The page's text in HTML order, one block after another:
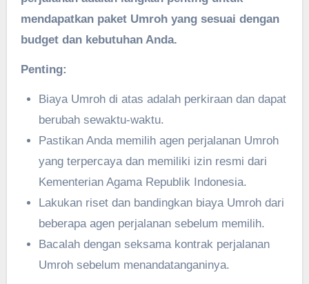
mendapatkan paket Umroh yang sesuai dengan
budget dan kebutuhan Anda.
Penting:
Biaya Umroh di atas adalah perkiraan dan dapat
berubah sewaktu-waktu.
Pastikan Anda memilih agen perjalanan Umroh
yang terpercaya dan memiliki izin resmi dari
Kementerian Agama Republik Indonesia.
Lakukan riset dan bandingkan biaya Umroh dari
beberapa agen perjalanan sebelum memilih.
Bacalah dengan seksama kontrak perjalanan
Umroh sebelum menandatanganinya.